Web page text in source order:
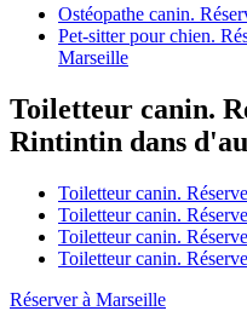
Ostéopathe canin.
Pet-sitter pour chien.
Marseille
Toiletteur canin.
Rintintin dans
Toiletteur canin.
Toiletteur canin.
Toiletteur canin.
Toiletteur canin.
Réserver à Marseille